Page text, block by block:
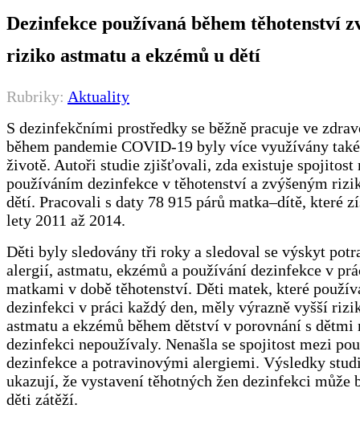
Dezinfekce používaná během těhotenství
riziko astmatu a ekzémů u dětí
Rubriky: Aktuality
S dezinfekčními prostředky se běžně pracuje ve
během pandemie COVID-19 byly více využívány
životě. Autoři studie zjišťovali, zda existuje spojitost
používáním dezinfekce v těhotenství a zvýšeným
dětí. Pracovali s daty 78 915 párů matka–dítě, které
lety 2011 až 2014.
Děti byly sledovány tři roky a sledoval se výskyt
alergií, astmatu, ekzémů a používání dezinfekce v
matkami v době těhotenství. Děti matek, které
dezinfekci v práci každý den, měly výrazně vyšší
astmatu a ekzémů během dětství v porovnání s dětmi
dezinfekci nepoužívaly. Nenašla se spojitost mezi
dezinfekce a potravinovými alergiemi. Výsledky
ukazují, že vystavení těhotných žen dezinfekci může
děti zátěží.